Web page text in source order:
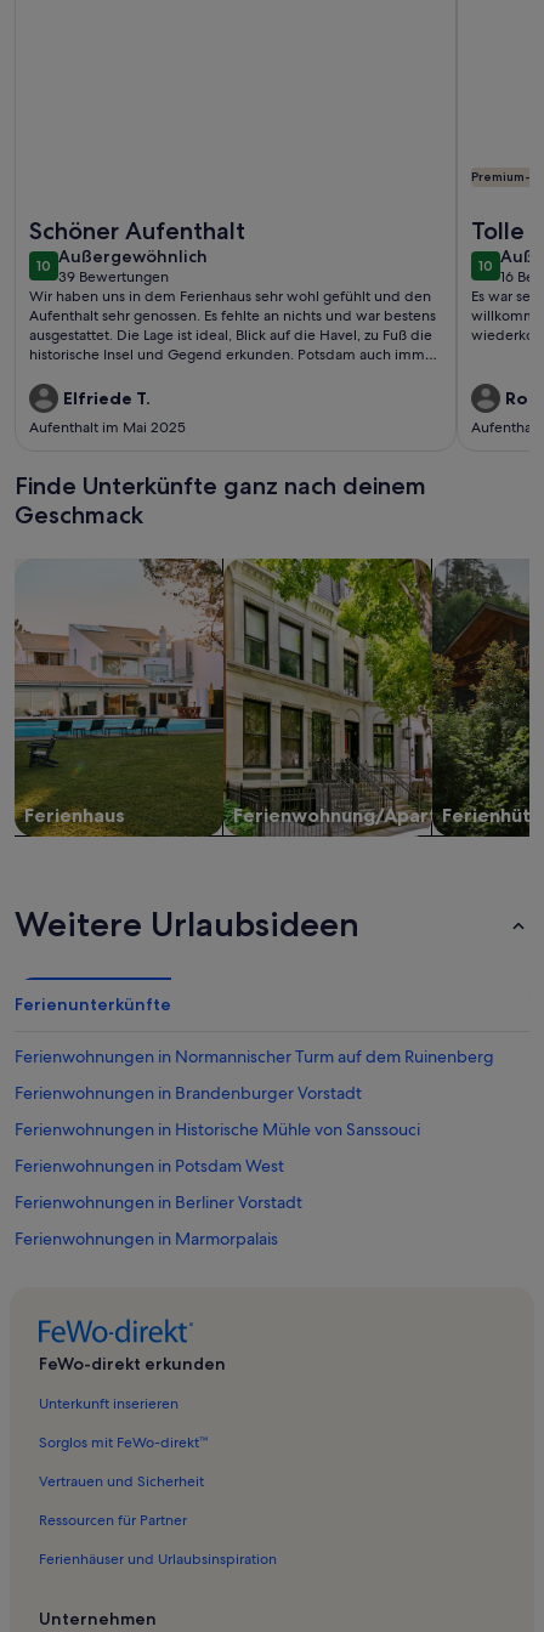
Schöner Aufenthalt
1010 von 10
Außergewöhnlich
außergewöhnlich
39 Bewertungen
(39
bewertungen)
Wir haben uns in dem Ferienhaus sehr wohl gefühlt und den
Aufenthalt sehr genossen. Es fehlte an nichts und war bestens
ausgestattet. Die Lage ist ideal, Blick auf die Havel, zu Fuß die
historische Insel und Gegend erkunden. Potsdam auch immer
Empfang (Sekt und Wasser im Kühlschrank)
Elfriede T.
Aufenthalt im Mai 2025
Premium-
Tolle
1010 von
16
(16
Es war
Finde Unterkünfte ganz nach deinem
Geschmack
Ferienhaus
Suche nach Ferienhäusern
Ferienwohnung/Apartment
Suche nach Ferienwohnungen oder
Suche nach
Weitere Urlaubsideen
Ferienunterkünfte
Ferienwohnungen in Normannischer Turm auf dem Ruinenberg
Ferienwohnungen in Brandenburger Vorstadt
Ferienwohnungen in Historische Mühle von Sanssouci
Ferienwohnungen in Potsdam West
Ferienwohnungen in Berliner Vorstadt
Ferienwohnungen in Marmorpalais
Ferienwohnungen in Hans Otto Theater
Ferienwohnungen in Orangerieschloss
Ferienwohnungen in Nördliche Innenstadt
Ferienwohnungen in Villa Schöningen
FeWo-direkt erkunden
Unterkunft inserieren
Sorglos mit FeWo-direkt™
Vertrauen und Sicherheit
Ressourcen für Partner
Ferienhäuser und Urlaubsinspiration
Unternehmen